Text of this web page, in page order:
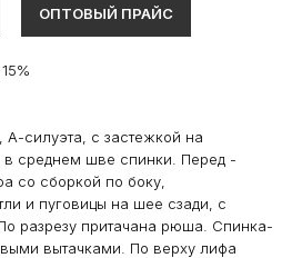
ОПТОВЫЙ ПРАЙС
силуэта, с застежкой на
среднем шве спинки. Перед -
со сборкой по боку,
и пуговицы на шее сзади, с
разрезу притачана рюша. Спинка-
вытачками. По верху лифа